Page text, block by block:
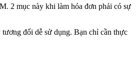
2 mục này khi làm hóa đơn phải có sự
đối dễ sử dụng. Bạn chỉ cần thực